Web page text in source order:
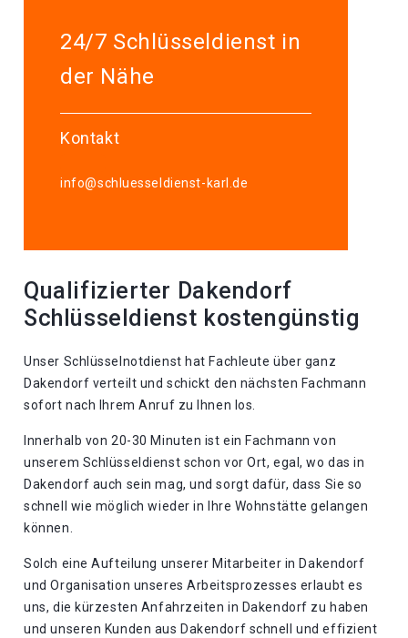
24/7 Schlüsseldienst in
der Nähe
Kontakt
info@schluesseldienst-karl.de
Qualifizierter Dakendorf
Schlüsseldienst kostengünstig
Unser Schlüsselnotdienst hat Fachleute über ganz
Dakendorf verteilt und schickt den nächsten Fachmann
sofort nach Ihrem Anruf zu Ihnen los.
Innerhalb von 20-30 Minuten ist ein Fachmann von
unserem Schlüsseldienst schon vor Ort, egal, wo das in
Dakendorf auch sein mag, und sorgt dafür, dass Sie so
schnell wie möglich wieder in Ihre Wohnstätte gelangen
können.
Solch eine Aufteilung unserer Mitarbeiter in Dakendorf
und Organisation unseres Arbeitsprozesses erlaubt es
uns, die kürzesten Anfahrzeiten in Dakendorf zu haben
und unseren Kunden aus Dakendorf schnell und effizient